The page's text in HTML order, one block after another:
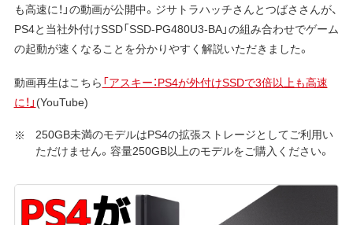
も高速に！」の動画が公開中。ジサトラハッチさんとつばささんが、
PS4と当社外付けSSD「SSD-PG480U3-BA」の組み合わせでゲーム
の起動が速くなることを分かりやすく解説いただきました。
動画再生はこちら 「アスキー：PS4が外付けSSDで3倍以上も高速
に！」 (YouTube)
250GB未満のモデルはPS4の拡張ストレージとしてご利用い
ただけません。容量250GB以上のモデルをご購入ください。